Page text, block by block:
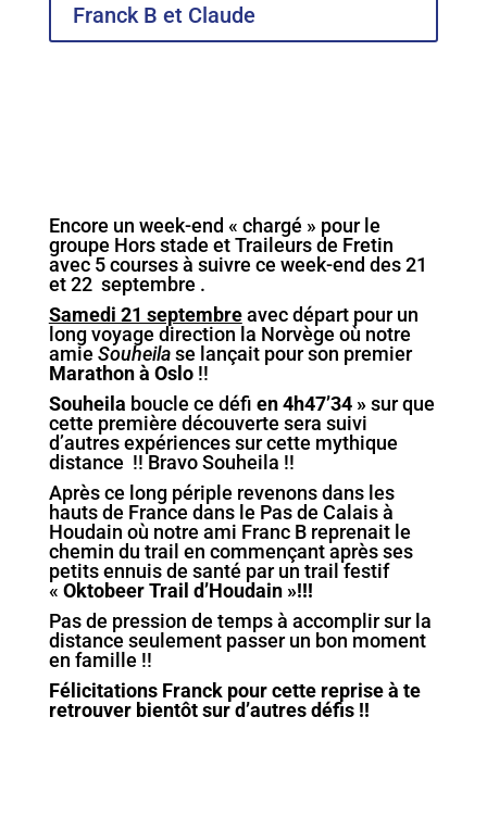
Franck B et Claude
Encore un week-end « chargé » pour le
groupe Hors stade et Traileurs de Fretin
avec 5 courses à suivre ce week-end des 21
et 22 septembre .
Samedi 21 septembreavec départ pour un
long voyage direction la Norvège où notre
amie Souheilase lançait pour son premier
Marathon à Oslo!!
Souheila boucle ce défi en 4h47’34 »sur que
cette première découverte sera suivi
d’autres expériences sur cette mythique
distance !! Bravo Souheila !!
Après ce long périple revenons dans les
hauts de France dans le Pas de Calais à
Houdain où notre ami Franc B reprenait le
chemin du trail en commençant après ses
petits ennuis de santé par un trail festif
« Oktobeer Trail d’Houdain »!!!
Pas de pression de temps à accomplir sur la
distance seulement passer un bon moment
en famille !!
Félicitations Franck pour cette reprise à te
retrouver bientôt sur d’autres défis !!